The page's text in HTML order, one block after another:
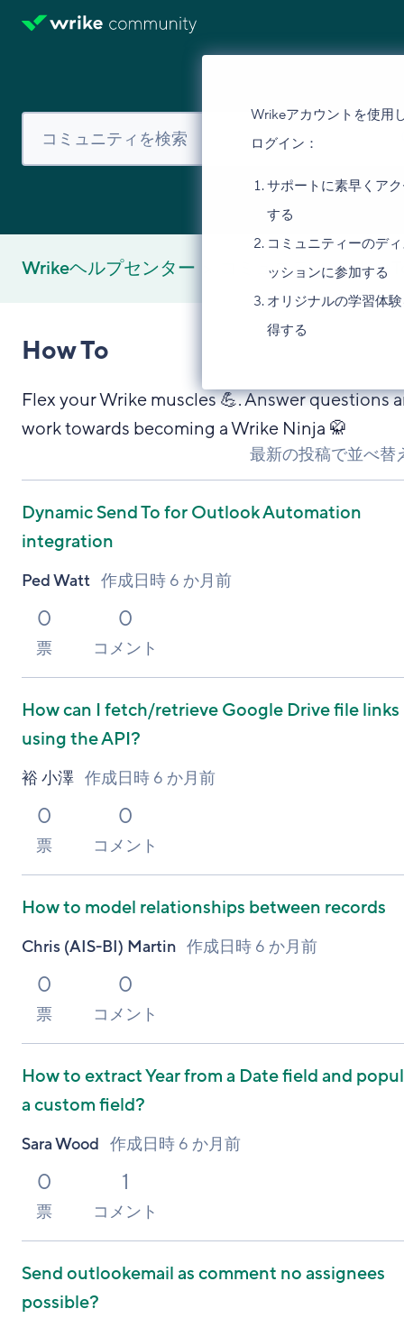
Wrikeアカウントを使用
ログイン：
サポートに素早くア
する
コミュニティーのデ
ッションに参加する
オリジナルの学習体
得する
Wrikeヘルプセンター コミュニティ How
How To
Flex your Wrike muscles 💪. Answer questions
work towards becoming a Wrike Ninja 🥋
最新の投稿で並べ替
Dynamic Send To for Outlook Automation
integration
Ped Watt 作成日時 6 か月前
0
票
0
コメント
How can I fetch/retrieve Google Drive file links
using the API?
裕 小澤 作成日時 6 か月前
0
票
0
コメント
How to model relationships between records
Chris (AIS-BI) Martin 作成日時 6 か月前
0
票
0
コメント
How to extract Year from a Date field and
a custom field?
Sara Wood 作成日時 6 か月前
0
票
1
コメント
Send outlookemail as comment no assignees
possible?